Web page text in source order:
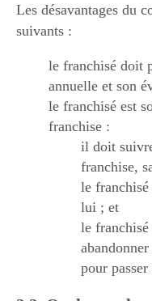
Les désavantages du
suivants :
le franchisé doit
annuelle et son
le franchisé est
franchise :
il doit
franchise,
le
lui ; et
le franchisé
pour